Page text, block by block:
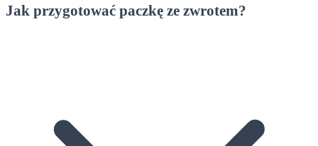
Jak przygotować paczkę ze zwrotem?